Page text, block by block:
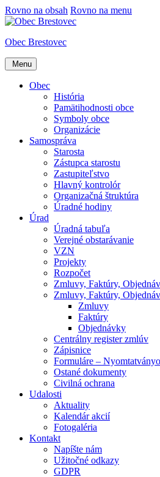
Rovno na obsah Rovno na menu
Obec Brestovec
Menu
Obec
História
Pamätihodnosti obce
Symboly obce
Organizácie
Samospráva
Starosta
Zástupca starostu
Zastupiteľstvo
Hlavný kontrolór
Organizačná štruktúra
Úradné hodiny
Úrad
Úradná tabuľa
Verejné obstarávanie
VZN
Projekty
Rozpočet
Zmluvy, Faktúry,
Zmluvy, Faktúry,
Zmluvy
Faktúry
Objednávky
Centrálny register zmlúv
Zápisnice
Formuláre –
Ostané dokumenty
Civilná ochrana
Udalosti
Aktuality
Kalendár akcií
Fotogaléria
Kontakt
Napíšte nám
Užitočné odkazy
GDPR